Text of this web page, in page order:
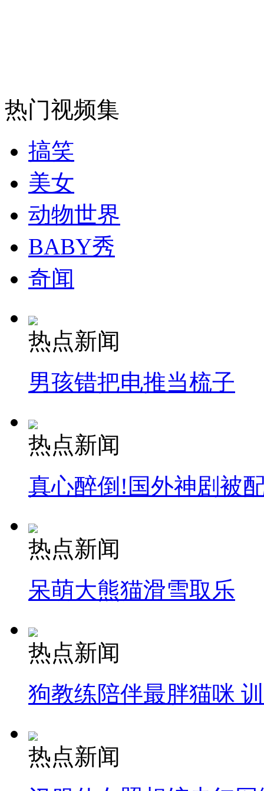
司机酒驾遇交警 急速倒车逃窜
热门视频集
搞笑
美女
动物世界
BABY秀
奇闻
热点新闻
男孩错把电推当梳子
热点新闻
真心醉倒!国外神剧被
热点新闻
呆萌大熊猫滑雪取乐
热点新闻
狗教练陪伴最胖猫咪
热点新闻